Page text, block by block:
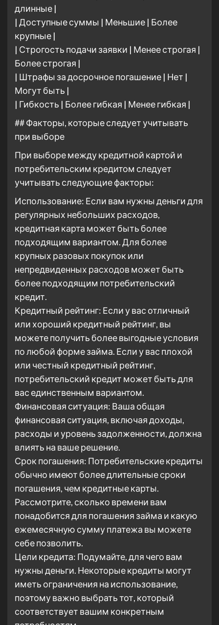
длинные |
| Доступные суммы | Меньшие | Более
крупные |
| Строгость подачи заявки | Менее строгая |
Более строгая |
| Штрафы за досрочное погашение | Нет |
Могут быть |
| Гибкость | Более гибкая | Менее гибкая |
## Факторы, которые следует учитывать
при выборе
При выборе между кредитной картой и
потребительским кредитом следует
учитывать следующие факторы:
Использование: Если вам нужны деньги для
регулярных небольших расходов,
кредитная карта может быть более
подходящим вариантом. Для более
крупных разовых покупок или
непредвиденных расходов может быть
более подходящим потребительский
кредит.
Кредитный рейтинг: Если у вас отличный
или хороший кредитный рейтинг, вы
можете получить более выгодные условия
по любой форме займа. Если у вас плохой
или честный кредитный рейтинг,
потребительский кредит может быть для
вас единственным вариантом.
Финансовая ситуация: Ваша общая
финансовая ситуация, включая доходы,
расходы и уровень задолженности, должна
влиять на ваше решение.
Срок погашения: Потребительские кредиты
обычно имеют более длительные сроки
погашения, чем кредитные карты.
Рассмотрите, сколько времени вам
понадобится для погашения займа и какую
ежемесячную сумму платежа вы можете
себе позволить.
Цели кредита: Подумайте, для чего вам
нужны деньги. Некоторые кредиты могут
иметь ограничения на использование,
поэтому важно выбрать тот, который
соответствует вашим конкретным